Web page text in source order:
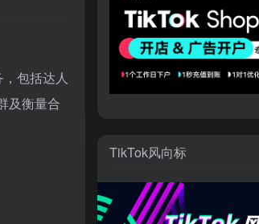
包括达人
及衡量合
TikTok风向标